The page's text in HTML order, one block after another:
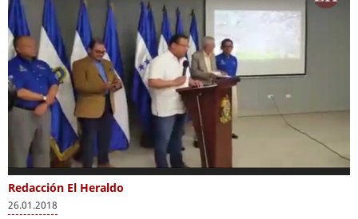
0
of
6
minutes,
Más Videos
Redacción El Heraldo
26.01.2018